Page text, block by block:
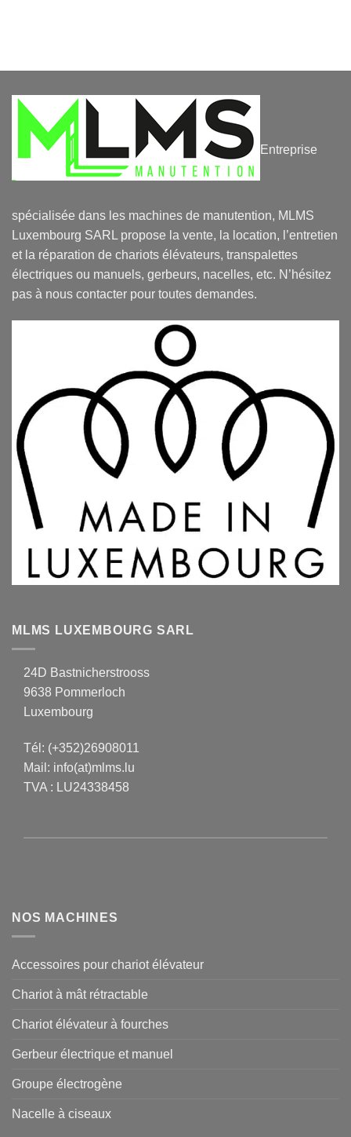
Entreprise
spécialisée dans les machines de manutention, MLMS
Luxembourg SARL propose la vente, la location, l’entretien
et la réparation de chariots élévateurs, transpalettes
électriques ou manuels, gerbeurs, nacelles, etc. N’hésitez
pas à nous contacter pour toutes demandes.
MLMS LUXEMBOURG SARL
24D Bastnicherstrooss
9638 Pommerloch
Luxembourg
Tél: (+352)26908011
Mail: info(at)mlms.lu
TVA : LU24338458
NOS MACHINES
Accessoires pour chariot élévateur
Chariot à mât rétractable
Chariot élévateur à fourches
Gerbeur électrique et manuel
Groupe électrogène
Nacelle à ciseaux